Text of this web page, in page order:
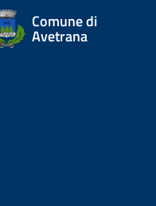
Comune di
Avetrana